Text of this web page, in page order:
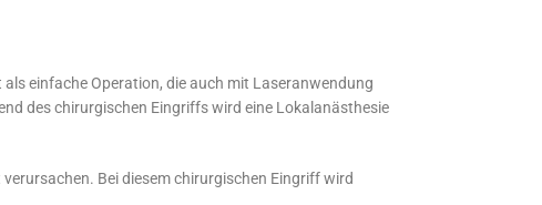
einfache Operation, die auch mit Laseranwendung
des chirurgischen Eingriffs wird eine Lokalanästhesie
Bei diesem chirurgischen Eingriff wird